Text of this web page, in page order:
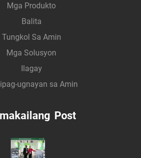
Mga Produkto
Balita
Tungkol Sa Amin
Mga Solusyon
Ilagay
ugnayan sa Amin
Post